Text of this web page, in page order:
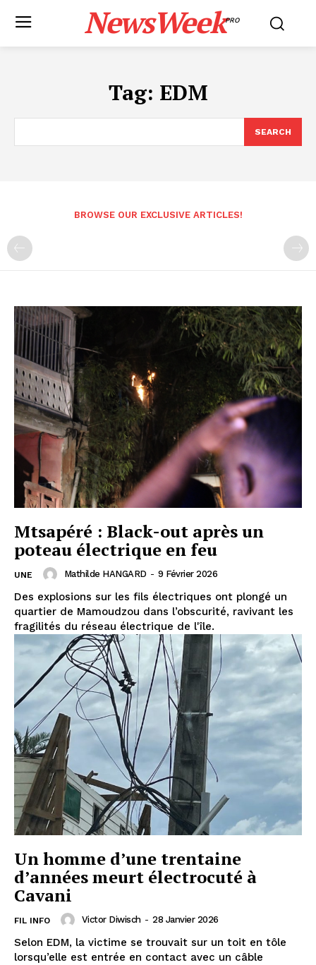
NewsWeekPRO
Tag: EDM
SEARCH
BROWSE OUR EXCLUSIVE ARTICLES!
Mtsapéré : Black-out après un
poteau électrique en feu
UNE Mathilde HANGARD - 9 Février 2026
Des explosions sur les fils électriques ont plongé un
quartier de Mamoudzou dans l’obscurité, ravivant les
fragilités du réseau électrique de l'île.
Un homme d’une trentaine
d’années meurt électrocuté à
Cavani
FIL INFO Victor Diwisch - 28 Janvier 2026
Selon EDM, la victime se trouvait sur un toit en tôle
lorsqu’elle est entrée en contact avec un câble